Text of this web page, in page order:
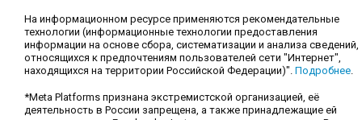
На информационном ресурсе применяются рекомендательные
технологии (информационные технологии предоставления
информации на основе сбора, систематизации и анализа сведений,
относящихся к предпочтениям пользователей сети "Интернет",
находящихся на территории Российской Федерации)". Подробнее
*Meta Platforms признана экстремистской организацией, её
деятельность в России запрещена, а также принадлежащие ей